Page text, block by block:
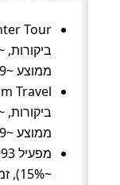
ממוצע ~89 ₪
ממוצע ~99 ₪